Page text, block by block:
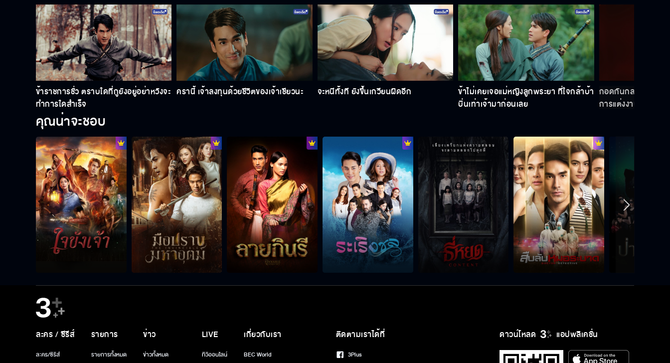
ข้าราชการชั่ว ตราบใดที่กูยังอยู่อย่าหวังจะ
ทำการใดสำเร็จ
ครานี้ เจ้าลงทุนด้วยชีวิตของเจ้าเชียวนะ จะหนีทั้งที ยังขึ้นเกวียนผิดอีก
ข้าไม่เคยเจอแม่หญิงลูกพระยา ที่ใจกล้าบ้า
บิ่นเท่าเจ้ามาก่อนเลย
กอดกันกลางตลาด
การแต่งงาน
คุณน่าจะชอบ
ดาวน์โหลด แอปพลิเคชั่น
ละคร / ซีรีส์
ละคร/ซีรีส์
รายการ
รายการทั้งหมด
ข่าว
ข่าวทั้งหมด
LIVE
ทีวีออนไลน์
เกี่ยวกับเรา
BEC World
ติดตามเราได้ที่
3Plus